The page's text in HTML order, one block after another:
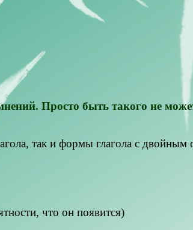
Просто быть такого не
так и формы глагола с двойным
что он появится)